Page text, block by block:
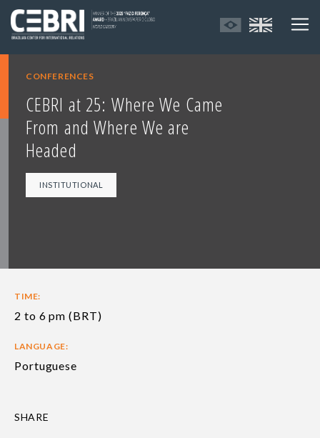
CONFERENCES
CEBRI at 25: Where We Came
From and Where We are
Headed
INSTITUTIONAL
TIME:
2 to 6 pm (BRT)
LANGUAGE:
Portuguese
SHARE